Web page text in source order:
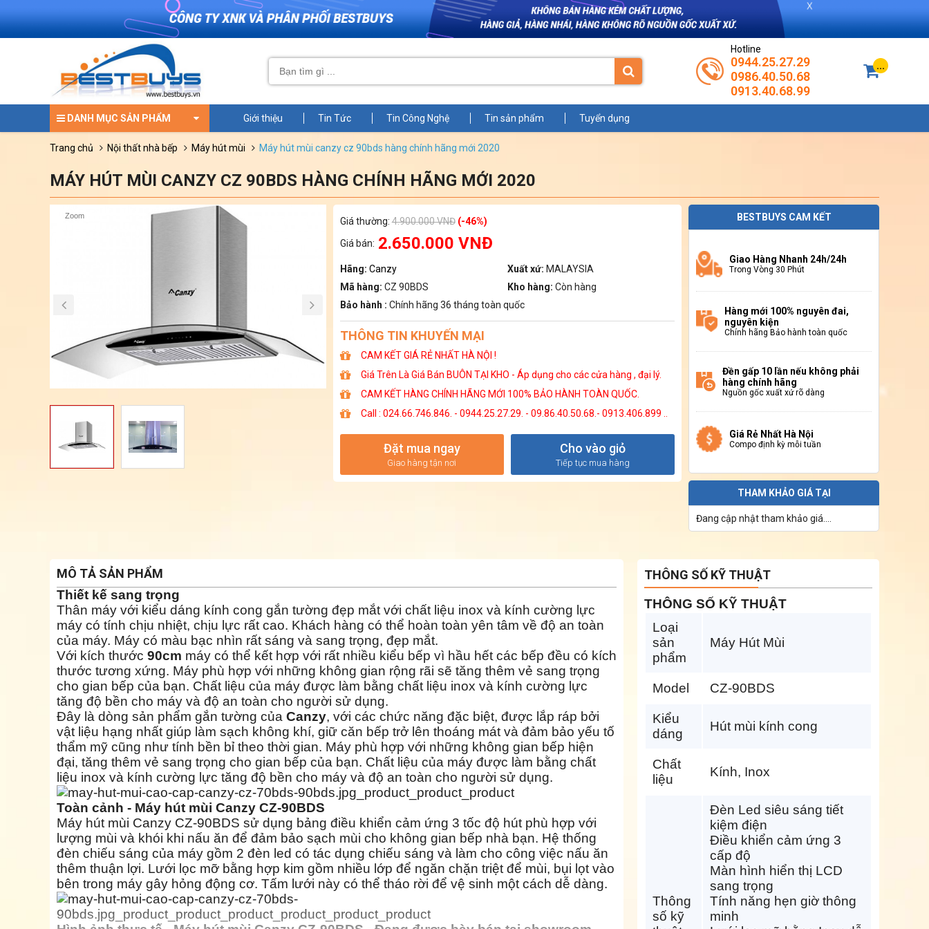
Hotline
0944.25.27.29
0986.40.50.68
0913.40.68.99
...
DANH MỤC SẢN PHẨM Giới thiệu Tin Tức Tin Công Nghệ Tin sản phẩm Tuyển dụng
trang chủ nội thất nhà bếp máy hút mùi máy hút mùi canzy cz 90bds hàng chính hãng mới 2020
MÁY HÚT MÙI CANZY CZ 90BDS HÀNG CHÍNH HÃNG MỚI 2020
Zoom Zoom
Giá thường:4.900.000 VNĐ (-46%)
Giá bán: 2.650.000 VNĐ
Hãng: Canzy Xuất xứ: MALAYSIA
Mã hàng: CZ 90BDS Kho hàng: Còn hàng
Bảo hành : Chính hãng 36 tháng toàn quốc
THÔNG TIN KHUYẾN MẠI
CAM KẾT GIÁ RẺ NHẤT HÀ NỘI !
Giá Trên Là Giá Bán BUÔN TẠI KHO - Áp dụng cho các cửa hàng , đại lý.
CAM KẾT HÀNG CHÍNH HÃNG MỚI 100% BẢO HÀNH TOÀN QUỐC.
Call : 024.66.746.846. - 0944.25.27.29. - 09.86.40.50.68.- 0913.406.899 ..
Đặt mua ngay
Giao hàng tận nơi
Cho vào giỏ
Tiếp tục mua hàng
BESTBUYS CAM KẾT
Giao Hàng Nhanh 24h/24h
Trong Vòng 30 Phút
Hàng mới 100% nguyên đai,
nguyên kiện
Chính hãng Bảo hành toàn quốc
Đền gấp 10 lần nếu không phải
hàng chính hãng
Nguồn gốc xuất xứ rõ dàng
Giá Rẻ Nhất Hà Nội
Compo định kỳ mỗi tuần
THAM KHẢO GIÁ TẠI
Đang cập nhật tham khảo giá....
MÔ TẢ SẢN PHẨM
Thiết kế sang trọng
Thân máy với kiểu dáng kính cong gắn tường đẹp mắt với chất liệu inox và kính cường lực
máy có tính chịu nhiệt, chịu lực rất cao. Khách hàng có thể hoàn toàn yên tâm về độ an toàn
của máy. Máy có màu bạc nhìn rất sáng và sang trọng, đẹp mắt.
Với kích thước 90cm máy có thể kết hợp với rất nhiều kiểu bếp vì hầu hết các bếp đều có kích
thước tương xứng. Máy phù hợp với những không gian rộng rãi sẽ tăng thêm vẻ sang trọng
cho gian bếp của bạn. Chất liệu của máy được làm bằng chất liệu inox và kính cường lực
tăng độ bền cho máy và độ an toàn cho người sử dụng.
Đây là dòng sản phẩm gắn tường của Canzy, với các chức năng đặc biệt, được lắp ráp bởi
vật liệu hạng nhất giúp làm sạch không khí, giữ căn bếp trở lên thoáng mát và đảm bảo yếu tố
thẩm mỹ cũng như tính bền bỉ theo thời gian. Máy phù hợp với những không gian bếp hiện
đại, tăng thêm vẻ sang trọng cho gian bếp của bạn. Chất liệu của máy được làm bằng chất
liệu inox và kính cường lực tăng độ bền cho máy và độ an toàn cho người sử dụng.
Toàn cảnh - Máy hút mùi Canzy CZ-90BDS
Máy hút mùi Canzy CZ-90BDS sử dụng bảng điều khiển cảm ứng 3 tốc độ hút phù hợp với
lượng mùi và khói khi nấu ăn để đảm bảo sạch mùi cho không gian bếp nhà bạn. Hệ thống
đèn chiếu sáng của máy gồm 2 đèn led có tác dụng chiếu sáng và làm cho công việc nấu ăn
thêm thuận lợi. Lưới lọc mỡ bằng hợp kim gồm nhiều lớp để ngăn chặn triệt để mùi, bụi lọt vào
bên trong máy gây hỏng động cơ. Tấm lưới này có thể tháo rời để vệ sinh một cách dễ dàng.
THÔNG SỐ KỸ THUẬT
THÔNG SỐ KỸ THUẬT
Loại
sản
phẩm
Máy Hút Mùi
Model CZ-90BDS
Kiểu
dáng
Hút mùi kính cong
Chất
liệu
Kính, Inox
Thông
số kỹ
Đèn Led siêu sáng tiết
kiệm điện
Điều khiển cảm ứng 3
cấp độ
Màn hình hiển thị LCD
sang trọng
Tính năng hẹn giờ thông
minh